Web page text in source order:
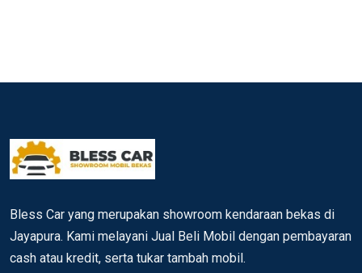
Bless Car yang merupakan showroom kendaraan bekas di
Jayapura. Kami melayani Jual Beli Mobil dengan pembayaran
cash atau kredit, serta tukar tambah mobil.